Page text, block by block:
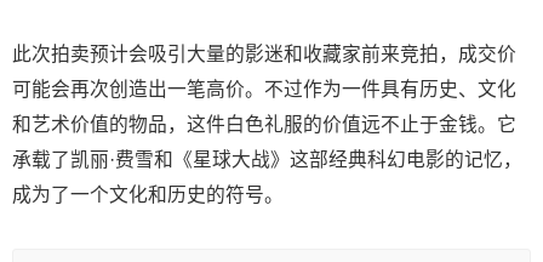
此次拍卖预计会吸引大量的影迷和收藏家前来竞拍，成交价
可能会再次创造出一笔高价。不过作为一件具有历史、文化
和艺术价值的物品，这件白色礼服的价值远不止于金钱。它
承载了凯丽·费雪和《星球大战》这部经典科幻电影的记忆，
成为了一个文化和历史的符号。